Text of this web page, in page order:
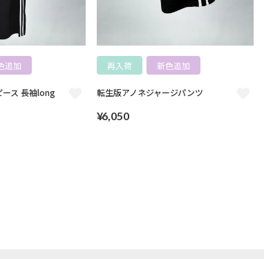
ース 長袖long
追加
転生版アノネジャージパンツ
再入荷 新色追加
¥6,050